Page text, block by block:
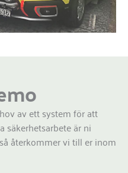
av ett system för att
säkerhetsarbete är ni
återkommer vi till er inom